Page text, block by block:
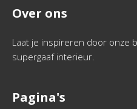
Over ons
Laat je inspireren door onze
supergaaf interieur.
Pagina's